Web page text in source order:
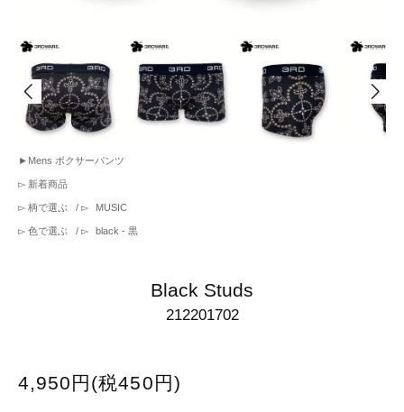
► Mens ボクサーパンツ
▻ 新着商品
▻ 柄で選ぶ / ▻ MUSIC
▻ 色で選ぶ / ▻ black - 黒
Black Studs
212201702
4,950円(税450円)